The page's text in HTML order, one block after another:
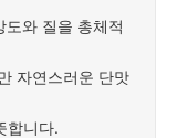
도와 질을 총체적
자연스러운 단맛
합니다.